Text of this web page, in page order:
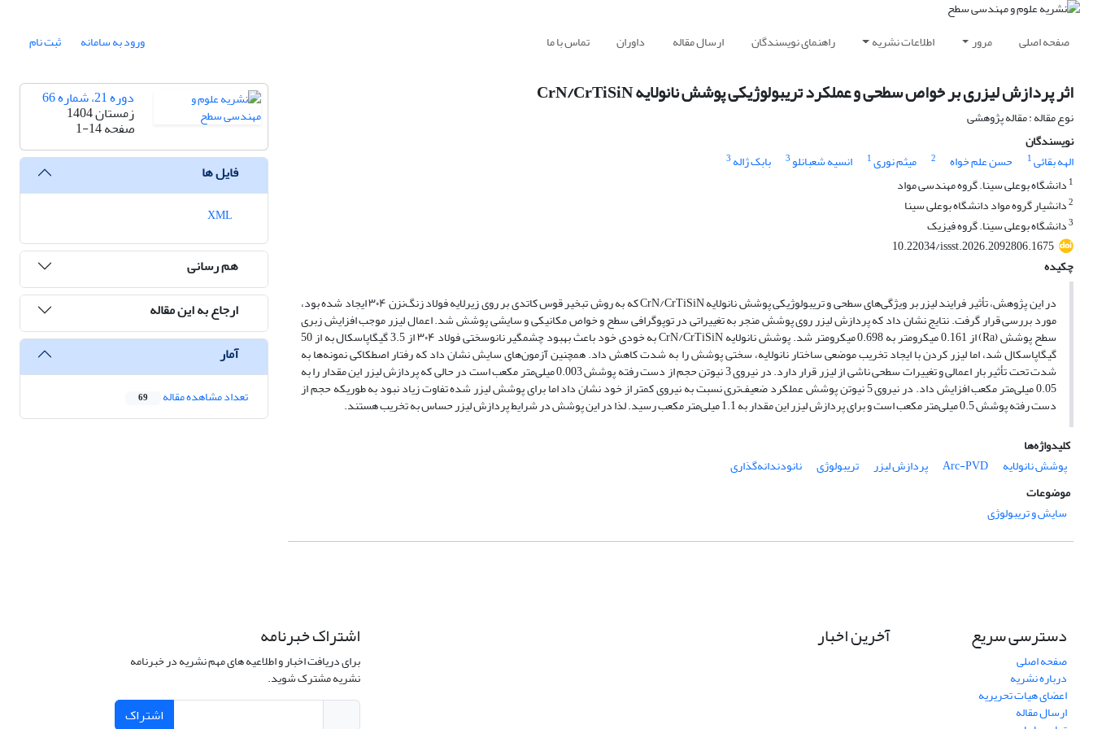
صفحه اصلی مرور اطلاعات نشریه راهنمای نویسندگان ارسال مقاله داوران تماس با ما ورود به سامانه ثبت نام
اثر پردازش لیزری بر خواص سطحی و عملکرد تریبولوژیکی پوشش‌ نانولایه CrN/CrTiSiN
نوع مقاله : مقاله پژوهشی
نویسندگان
الهه بقائی1 حسن علم خواه 2 میثم نوری1 انسیه شعبانلو3 بابک ژاله 3
1 دانشگاه بوعلی سینا. گروه مهندسی مواد
2دانشیار گروه مواد دانشگاه بوعلی سینا
3دانشگاه بوعلی سینا. گروه فیزیک
10.22034/issst.2026.2092806.1675
چکیده
در این پژوهش، تأثیر فرایند لیزر بر ویژگی‌های سطحی و تریبولوژیکی پوشش نانولایه CrN/CrTiSiN که به روش تبخیر قوس کاتدی بر روی زیرلایه فولاد زنگ‌نزن ۳۰۴ ایجاد شده بود،
مورد بررسی قرار گرفت. نتایج نشان داد که پردازش لیزر روی پوشش منجر به تغییراتی در توپوگرافی سطح و خواص مکانیکی و سایشی پوشش شد. اعمال لیزر موجب افزایش زبری
سطح پوشش (Ra) از 0.161 میکرومتر به 0.698 میکرومتر شد. پوشش نانولایه CrN/CrTiSiN به خودی خود باعث بهبود چشمگیر نانوسختی فولاد ۳۰۴ از 3.5 گیگاپاسکال به از 50
گیگاپاسکال شد، اما لیزر کردن با ایجاد تخریب موضعی ساختار نانولایه، سختی پوشش را به شدت کاهش داد. همچنین آزمون‌های سایش نشان داد که رفتار اصطکاکی نمونه‌ها به
شدت تحت تأثیر بار اعمالی و تغییرات سطحی ناشی از لیزر قرار دارد. در نیروی 3 نیوتن حجم از دست رفته پوشش 0.003 میلی‌متر مکعب است در حالی که پردازش لیزر این مقدار را به
0.05 میلی‌متر مکعب افزایش داد. در نیروی 5 نیوتن پوشش عملکرد ضعیف‌تری نسبت به نیروی کمتر از خود نشان داد اما برای پوشش لیزر شده تفاوت زیاد نبود به طوریکه حجم از
دست رفته پوشش 0.5 میلی‌متر مکعب است و برای پردازش لیزر این مقدار به 1.1 میلی‌متر مکعب رسید. لذا در این پوشش در شرایط پردازش لیزر حساس به تخریب هستند.
کلیدواژه‌ها
پوشش نانولایه
Arc-PVD پردازش لیزر تریبولوژی
نانودندانه‌گذاری
موضوعات
سایش و تریبولوژی
دوره 21، شماره 66
زمستان 1404
صفحه1-14
فایل ها
هم رسانی
ارجاع به این مقاله
آمار
تعداد مشاهده مقاله 69
دسترسی سریع
صفحه اصلی
درباره نشریه
اعضای هیات تحریریه
ارسال مقاله
آخرین اخبار اشتراک خبرنامه
برای دریافت اخبار و اطلاعیه های مهم نشریه در خبرنامه
نشریه مشترک شوید.
اشتراک